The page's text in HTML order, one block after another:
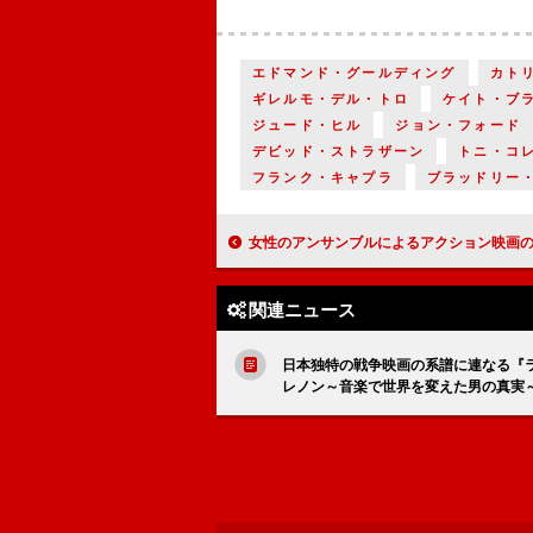
エドマンド・グールディング
カト
ギレルモ・デル・トロ
ケイト・ブ
ジュード・ヒル
ジョン・フォード
デビッド・ストラザーン
トニ・コ
フランク・キャプラ
ブラッドリー
女性のアンサンブルによるアクション映画の系譜に連なる『ガンパウダー・ミルクシェイク
関連ニュース
日本独特の戦争映画の系譜に連なる
レノン～音楽で世界を変えた男の真実